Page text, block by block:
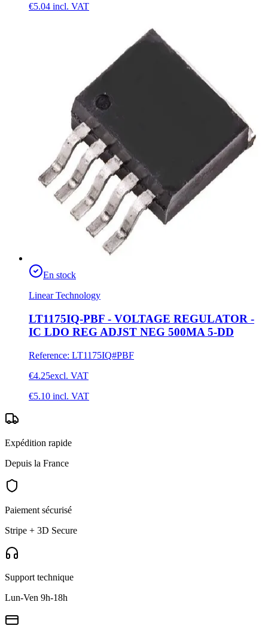
€5.04 incl. VAT
En stock
Linear Technology
LT1175IQ-PBF - VOLTAGE REGULATOR -
IC LDO REG ADJST NEG 500MA 5-DD
Reference: LT1175IQ#PBF
€4.25excl. VAT
€5.10 incl. VAT
Expédition rapide
Depuis la France
Paiement sécurisé
Stripe + 3D Secure
Support technique
Lun-Ven 9h-18h